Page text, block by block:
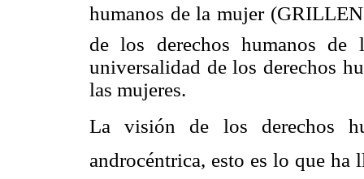
humanos de la mujer
de los derechos humanos de
universalidad de los derechos
las mujeres.
La visión de los derechos
androcéntrica, esto es lo que